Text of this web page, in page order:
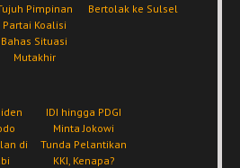
Pimpinan
Partai Koalisi
Bahas Situasi
Mutakhir
Bertolak ke Sulsel
di
IDI hingga PDGI
Minta Jokowi
Tunda Pelantikan
KKI, Kenapa?